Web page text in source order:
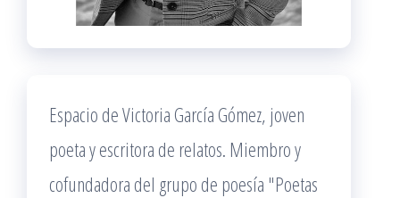
Espacio de Victoria García Gómez, joven
poeta y escritora de relatos. Miembro y
cofundadora del grupo de poesía "Poetas